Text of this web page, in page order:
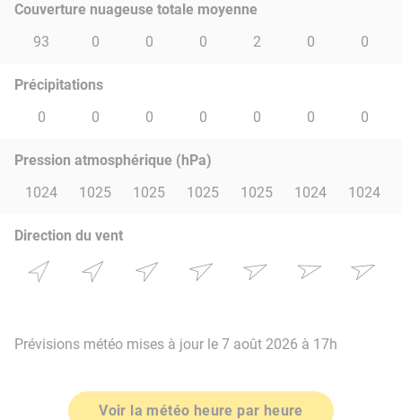
Couverture nuageuse totale moyenne
93
0 0 0 2 0 0
Précipitations
0
0 0 0 0 0 0
Pression atmosphérique (hPa)
1024
1025 1025 1025 1025 1024 1024
Direction du vent
Prévisions météo mises à jour le 7 août 2026 à 17h
Voir la météo heure par heure